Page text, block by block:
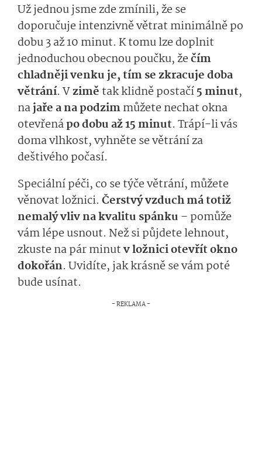
Už jednou jsme zde zmínili, že se
doporučuje intenzivně větrat minimálně po
dobu 3 až 10 minut. K tomu lze doplnit
jednoduchou obecnou poučku, žečím
chladněji venku je, tím se zkracuje doba
větrání. Vzimě tak klidně postačí5 minut,
najaře a na podzimmůžete nechat okna
otevřenápo dobu až 15 minut. Trápí-li vás
doma vlhkost, vyhněte se větrání za
deštivého počasí.
Speciální péči, co se týče větrání, můžete
věnovat ložnici. Čerstvý vzduch má totiž
nemalý vliv na kvalitu spánku – pomůže
vám lépe usnout. Než si půjdete lehnout,
zkuste na pár minutv ložnici otevřít okno
dokořán. Uvidíte, jak krásně se vám poté
bude usínat.